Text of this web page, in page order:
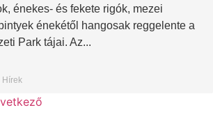
énekes- és fekete rigók, mezei
énekétől hangosak reggelente a
Park tájai. Az...
Hírek